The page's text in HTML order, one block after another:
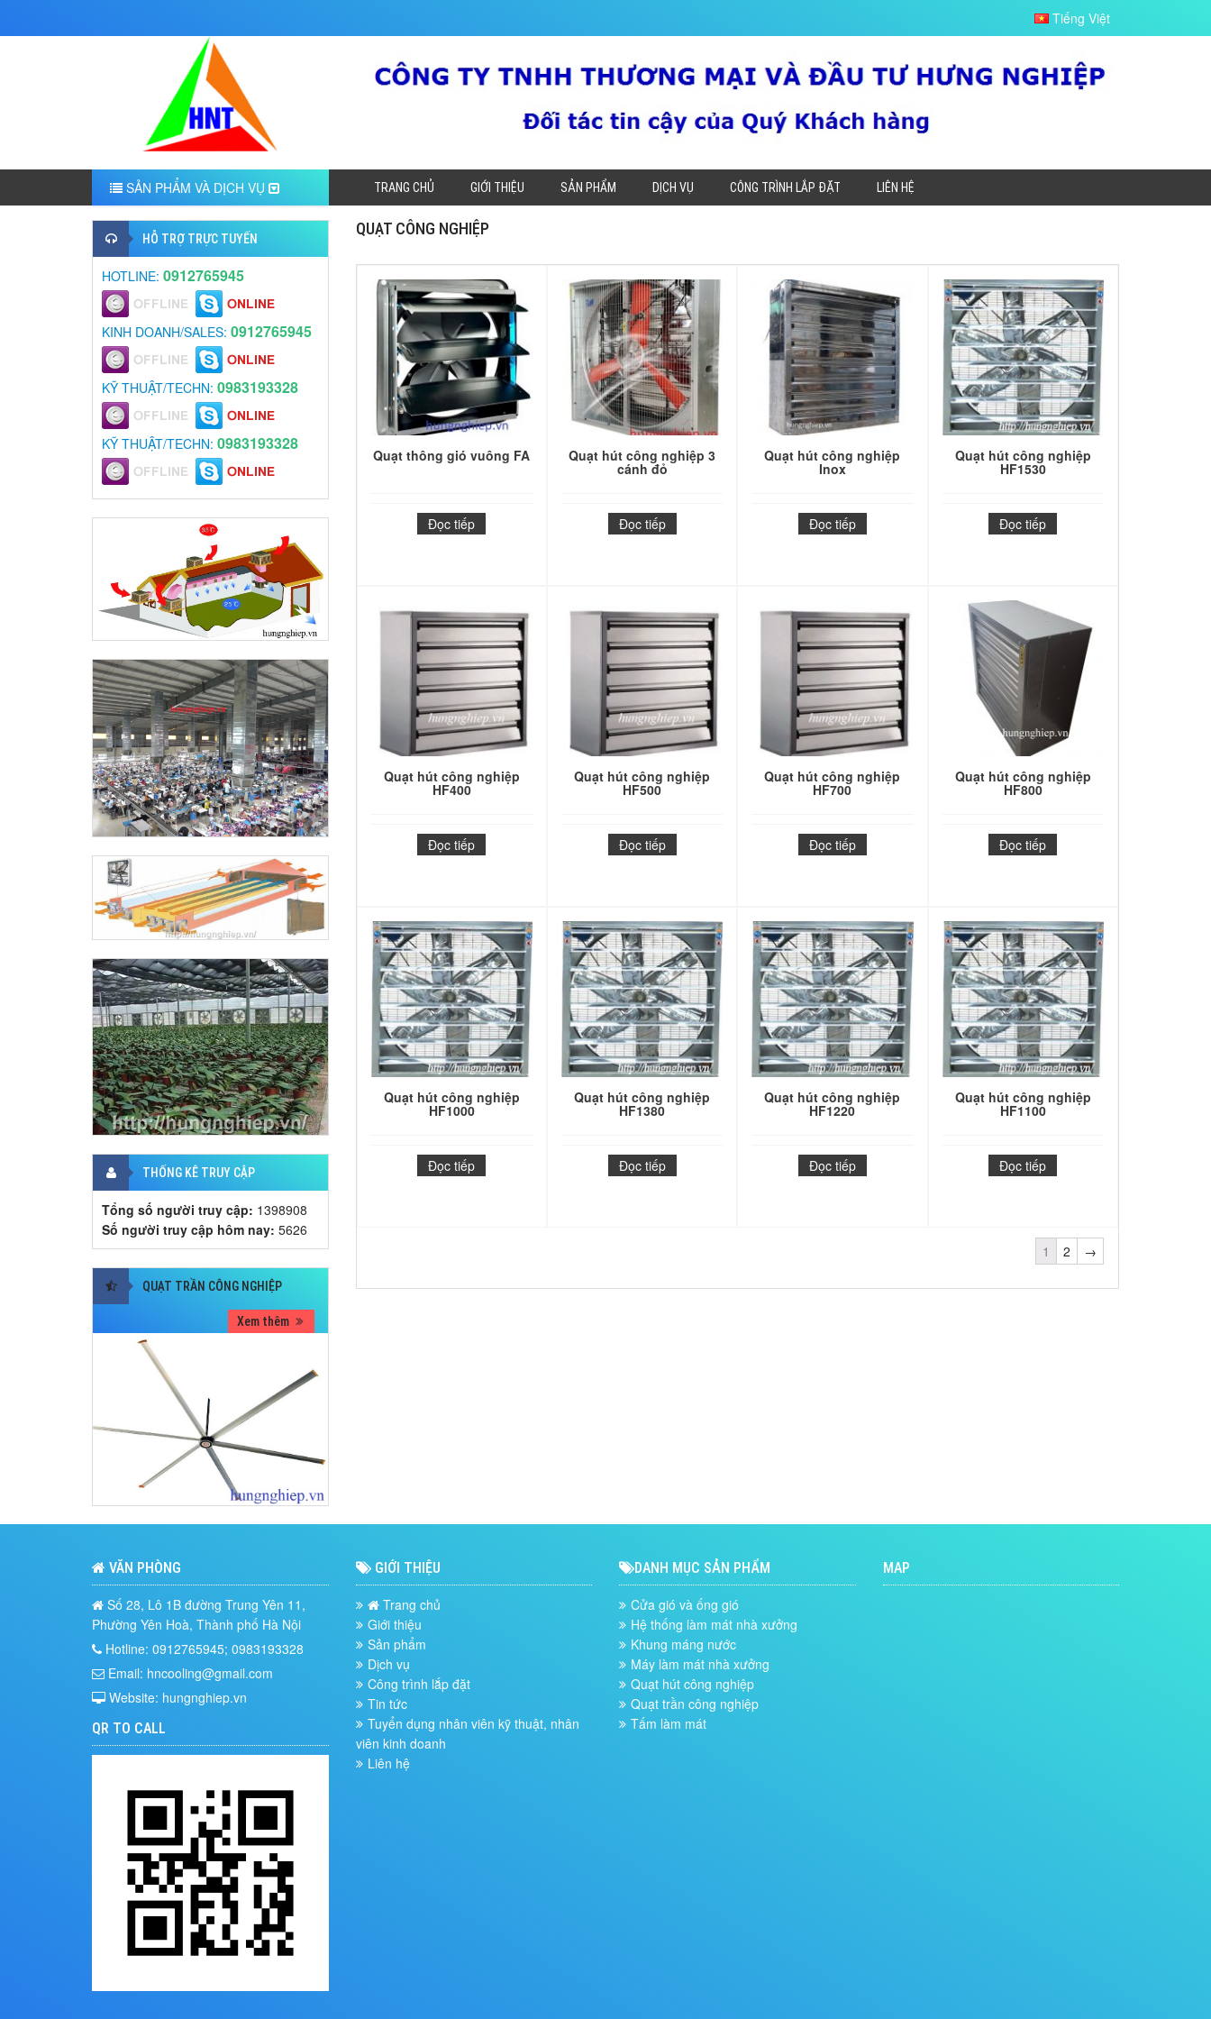
Tiếng Việt
TRANG CHỦ GIỚI THIỆU SẢN PHẨM DỊCH VỤ CÔNG TRÌNH LẮP ĐẶT LIÊN HỆ
SẢN PHẨM VÀ DỊCH VỤ
HỖ TRỢ TRỰC TUYẾN
HOTLINE: 0912765945
KINH DOANH/SALES: 0912765945
KỸ THUẬT/TECHN: 0983193328
KỸ THUẬT/TECHN: 0983193328
THỐNG KÊ TRUY CẬP
Tổng số người truy cập: 1398908
Số người truy cập hôm nay: 5626
QUẠT TRẦN CÔNG NGHIỆP
Xem thêm
QUẠT CÔNG NGHIỆP
Quạt thông gió vuông FA
Đọc tiếp
Quạt hút công nghiệp 3
cánh đỏ
Đọc tiếp
Quạt hút công nghiệp
Inox
Đọc tiếp
Quạt hút công nghiệp
HF1530
Đọc tiếp
Quạt hút công nghiệp
HF400
Đọc tiếp
Quạt hút công nghiệp
HF500
Đọc tiếp
Quạt hút công nghiệp
HF700
Đọc tiếp
Quạt hút công nghiệp
HF800
Đọc tiếp
Quạt hút công nghiệp
HF1000
Đọc tiếp
Quạt hút công nghiệp
HF1380
Đọc tiếp
Quạt hút công nghiệp
HF1220
Đọc tiếp
Quạt hút công nghiệp
HF1100
Đọc tiếp
1 2 →
VĂN PHÒNG
Số 28, Lô 1B đường Trung Yên 11,
Phường Yên Hoà, Thành phố Hà Nội
Hotline: 0912765945; 0983193328
Email: hncooling@gmail.com
Website: hungnghiep.vn
QR TO CALL
GIỚI THIỆU
Trang chủ
Giới thiệu
Sản phẩm
Dịch vụ
Công trình lắp đặt
Tin tức
Tuyển dụng nhân viên kỹ thuật, nhân
viên kinh doanh
Liên hệ
DANH MỤC SẢN PHẨM
Cửa gió và ống gió
Hệ thống làm mát nhà xưởng
Khung máng nước
Máy làm mát nhà xưởng
Quạt hút công nghiệp
Quạt trần công nghiệp
Tấm làm mát
MAP